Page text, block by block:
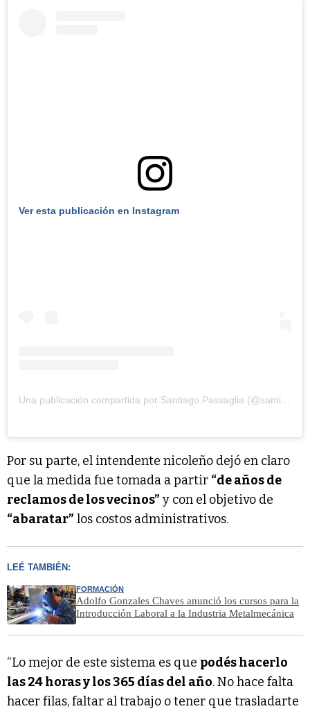
Ver esta publicación en Instagram
Una publicación compartida por Santiago Passaglia (@santiago.passaglia)
Por su parte, el intendente nicoleño dejó en claro
que la medida fue tomada a partir “de años de
reclamos de los vecinos” y con el objetivo de
“abaratar” los costos administrativos.
LEÉ TAMBIÉN:
FORMACIÓN
Adolfo Gonzales Chaves anunció los cursos para la
Introducción Laboral a la Industria Metalmecánica
“Lo mejor de este sistema es que podés hacerlo
las 24 horas y los 365 días del año. No hace falta
hacer filas, faltar al trabajo o tener que trasladarte